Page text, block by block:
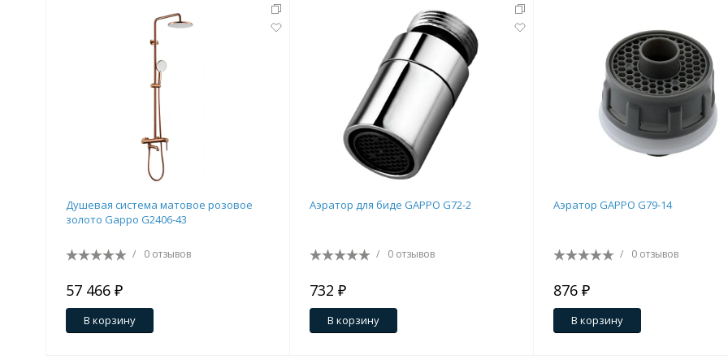
Душевая система матовое розовое
золото Gappo G2406-43
/ 0 отзывов
57 466 ₽
В корзину
Аэратор для биде GAPPO G72-2
/ 0 отзывов
732 ₽
В корзину
Аэратор GAPPO G79-14
/ 0 отзывов
876 ₽
В корзину